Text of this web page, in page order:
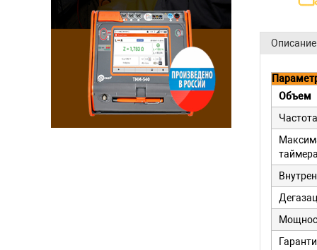
Описание
Объем